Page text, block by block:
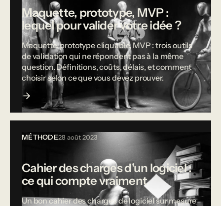
Maquette, prototype, MVP :
lequel pour valider votre idée ?
Maquette, prototype cliquable, MVP : trois outils
de validation qui ne répondent pas à la même
question. Définitions, coûts, délais, et comment
choisir selon ce que vous devez prouver.
MÉTHODE28 août 2023
Cahier des charges d'un logiciel :
ce qui compte vraiment
Un bon cahier des charges de logiciel sur mesure